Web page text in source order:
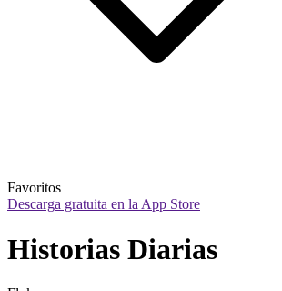
Favoritos
Descarga gratuita en la App Store
Historias Diarias